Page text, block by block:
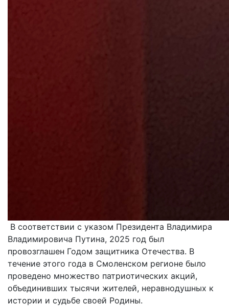
В соответствии с указом Президента Владимира
Владимировича Путина, 2025 год был
провозглашен Годом защитника Отечества. В
течение этого года в Смоленском регионе было
проведено множество патриотических акций,
объединивших тысячи жителей, неравнодушных к
истории и судьбе своей Родины.